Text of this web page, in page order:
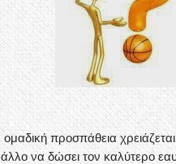
ομαδική προσπάθεια
να δώσει τον καλύτερο